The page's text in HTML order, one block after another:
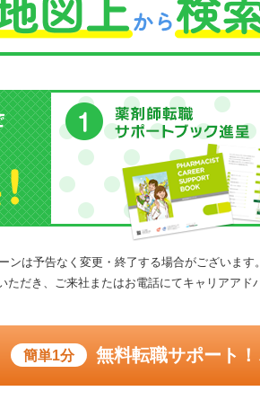
は予告なく変更・終了する場合がございます
だき、ご来社またはお電話にてキャリアアド
簡単1分 無料転職サポート